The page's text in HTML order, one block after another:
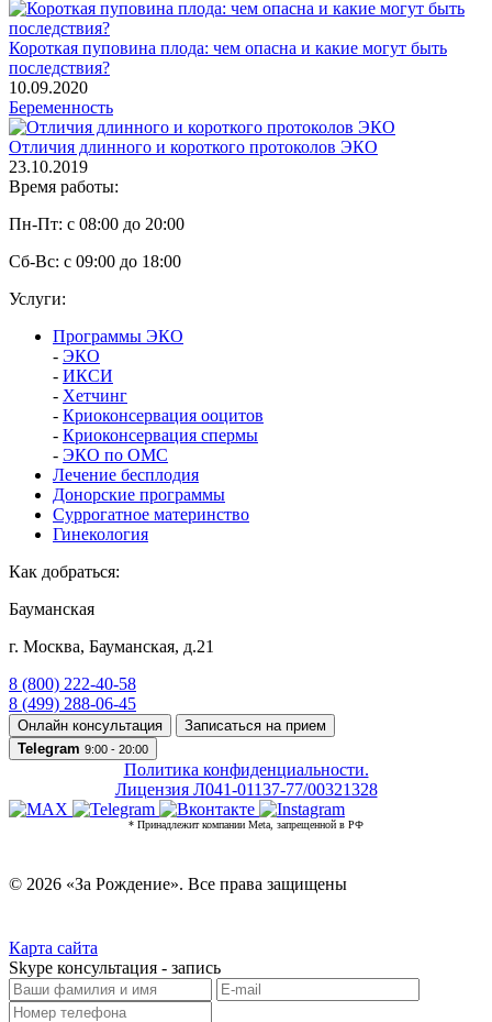
Короткая пуповина плода: чем опасна и какие могут быть
последствия?
10.09.2020
Беременность
Отличия длинного и короткого протоколов ЭКО
23.10.2019
Время работы:
Пн-Пт: с 08:00 до 20:00
Сб-Вс: с 09:00 до 18:00
Услуги:
Программы ЭКО
- ЭКО
- ИКСИ
- Хетчинг
- Криоконсервация ооцитов
- Криоконсервация спермы
- ЭКО по ОМС
Лечение бесплодия
Донорские программы
Суррогатное материнство
Гинекология
Как добраться:
Бауманская
г. Москва, Бауманская, д.21
8 (800) 222-40-58
8 (499) 288-06-45
Онлайн консультация
Записаться на прием
Telegram 9:00 - 20:00
Политика конфиденциальности.
Лицензия Л041-01137-77/00321328
* Принадлежит компании Meta, запрещенной в РФ
© 2026 «За Рождение». Все права защищены
Карта сайта
Skype консультация - запись